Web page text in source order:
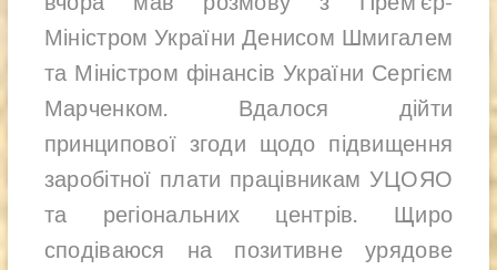
Міністром України Денисом Шмигалем
та Міністром фінансів України Сергієм
Марченком. Вдалося дійти
принципової згоди щодо підвищення
заробітної плати працівникам УЦОЯО
та регіональних центрів. Щиро
сподіваюся на позитивне урядове